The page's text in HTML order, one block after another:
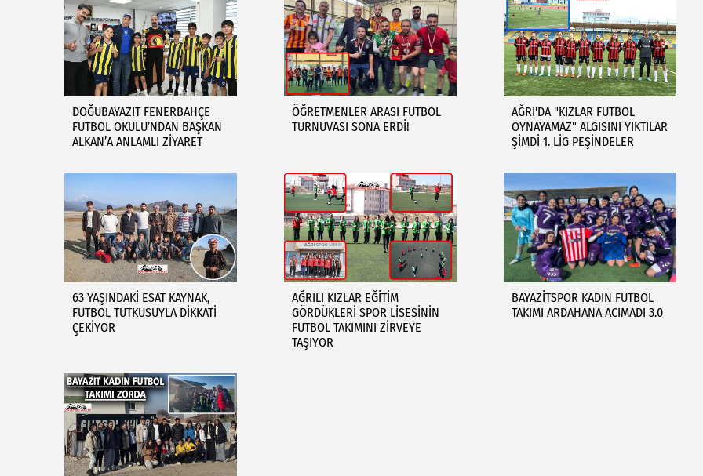
DOĞUBAYAZIT FENERBAHÇE
FUTBOL OKULU’NDAN BAŞKAN
ALKAN’A ANLAMLI ZİYARET
ÖĞRETMENLER ARASI FUTBOL
TURNUVASI SONA ERDİ!
AĞRI'DA "KIZLAR FUTBOL
OYNAYAMAZ" ALGISINI YIKTILAR
ŞİMDİ 1. LİG PEŞİNDELER
63 YAŞINDAKİ ESAT KAYNAK,
FUTBOL TUTKUSUYLA DİKKATİ
ÇEKİYOR
AĞRILI KIZLAR EĞİTİM
GÖRDÜKLERİ SPOR LİSESİNİN
FUTBOL TAKIMINI ZİRVEYE
TAŞIYOR
BAYAZİTSPOR KADIN FUTBOL
TAKIMI ARDAHANA ACIMADI 3.0